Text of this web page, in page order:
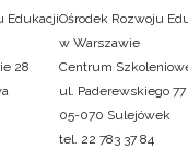
Edukacji
28
Ośrodek Rozwoju
w Warszawie
Centrum
ul. Paderewskiego 77
05-070 Sulejówek
tel. 22 783 37 84